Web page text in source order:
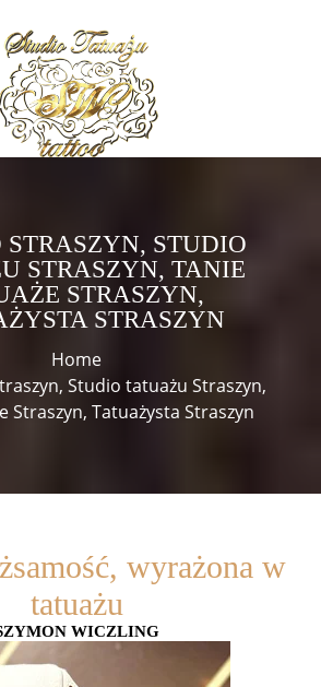
STRASZYN, STUDIO
STRASZYN, TANIE
STRASZYN,
STRASZYN
Home
Studio tatuażu Straszyn,
Straszyn, Tatuażysta Straszyn
wyrażona w
tatuażu
WICZLING